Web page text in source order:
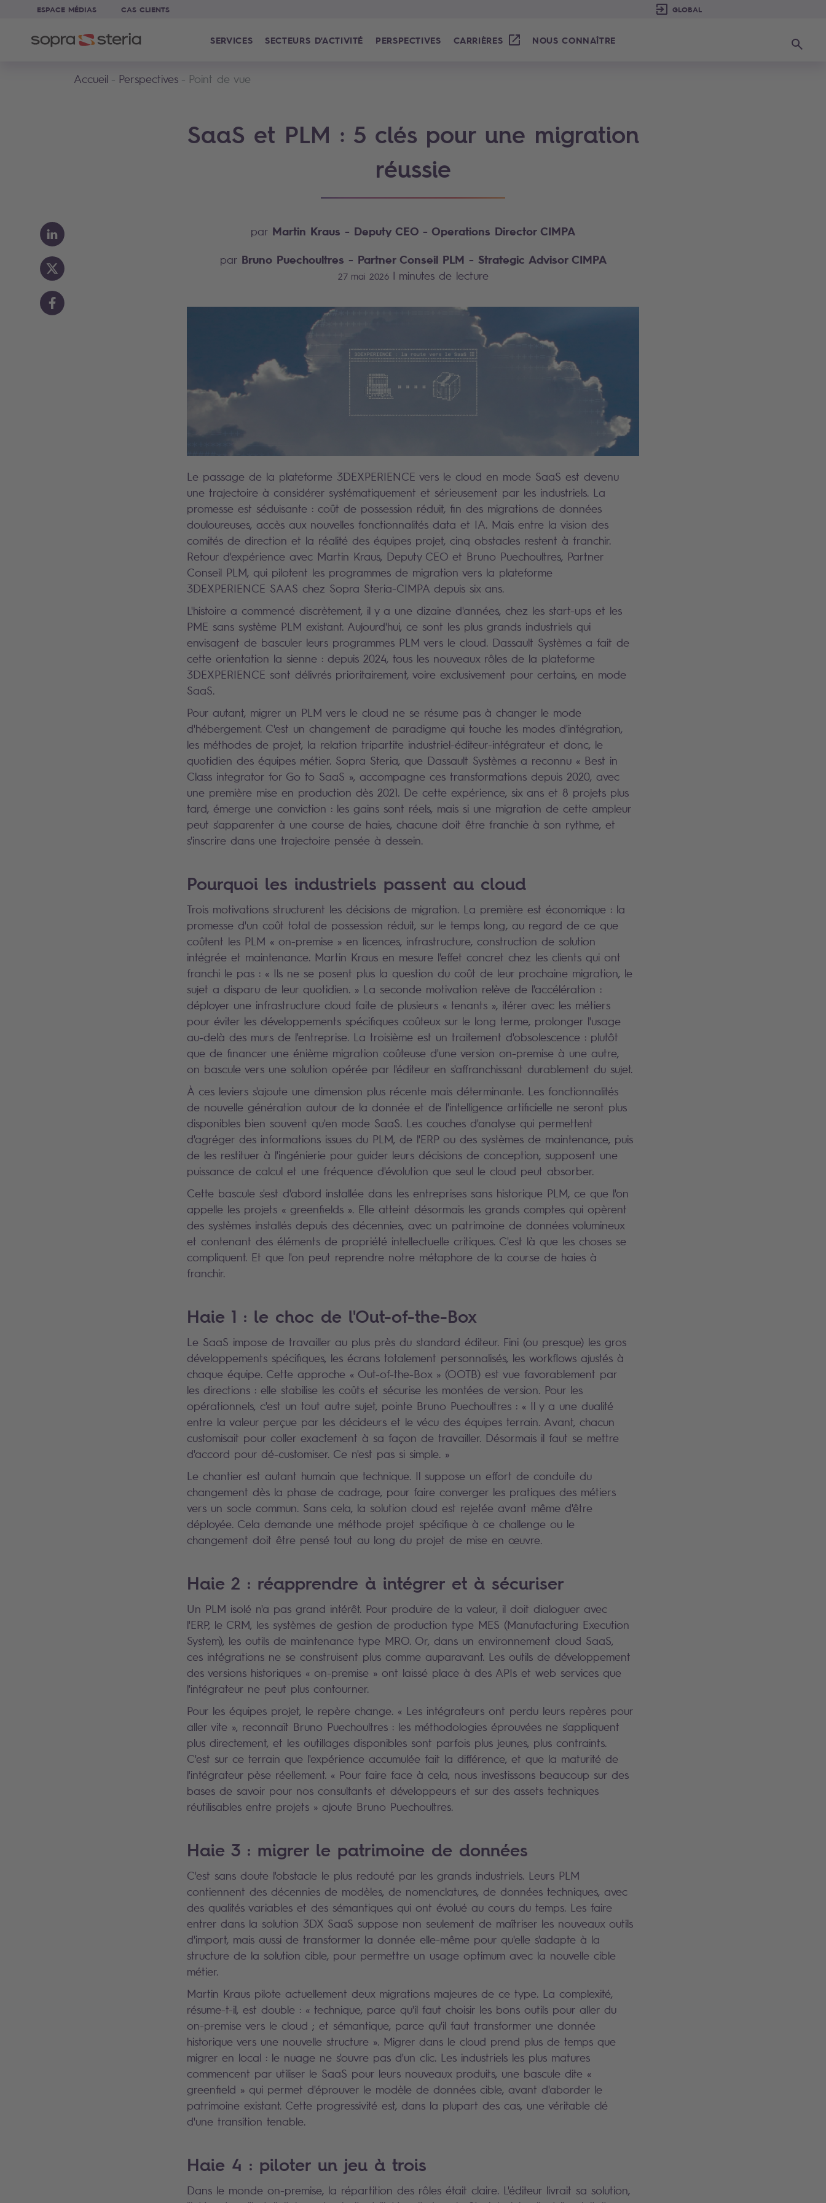
ESPACE MÉDIAS CAS CLIENTS
SERVICES SECTEURS D'ACTIVITÉ PERSPECTIVES CARRIÈRES NOUS CONNAÎTRE
Accueil Perspectives Point de vue
SaaS et PLM : 5 clés pour une migration
réussie
par Martin Kraus - Deputy CEO - Operations Director CIMPA
par Bruno Puechoultres - Partner Conseil PLM - Strategic Advisor CIMPA
27 mai 2026 | minutes de lecture
Le passage de la plateforme 3DEXPERIENCE vers le cloud en mode SaaS est devenu
une trajectoire à considérer systématiquement et sérieusement par les industriels. La
promesse est séduisante : coût de possession réduit, fin des migrations de données
douloureuses, accès aux nouvelles fonctionnalités data et IA. Mais entre la vision des
comités de direction et la réalité des équipes projet, cinq obstacles restent à franchir.
Retour d'expérience avec Martin Kraus, Deputy CEO et Bruno Puechoultres, Partner
Conseil PLM, qui pilotent les programmes de migration vers la plateforme
3DEXPERIENCE SAAS chez Sopra Steria-CIMPA depuis six ans.
L'histoire a commencé discrètement, il y a une dizaine d'années, chez les start-ups et les
PME sans système PLM existant. Aujourd'hui, ce sont les plus grands industriels qui
envisagent de basculer leurs programmes PLM vers le cloud. Dassault Systèmes a fait de
cette orientation la sienne : depuis 2024, tous les nouveaux rôles de la plateforme
3DEXPERIENCE sont délivrés prioritairement, voire exclusivement pour certains, en mode
SaaS.
Pour autant, migrer un PLM vers le cloud ne se résume pas à changer le mode
d'hébergement. C'est un changement de paradigme qui touche les modes d'intégration,
les méthodes de projet, la relation tripartite industriel-éditeur-intégrateur et donc, le
quotidien des équipes métier. Sopra Steria, que Dassault Systèmes a reconnu « Best in
Class integrator for Go to SaaS », accompagne ces transformations depuis 2020, avec
une première mise en production dès 2021. De cette expérience, six ans et 8 projets plus
tard, émerge une conviction : les gains sont réels, mais si une migration de cette ampleur
peut s'apparenter à une course de haies, chacune doit être franchie à son rythme, et
s'inscrire dans une trajectoire pensée à dessein.
Pourquoi les industriels passent au cloud
Trois motivations structurent les décisions de migration. La première est économique : la
promesse d'un coût total de possession réduit, sur le temps long, au regard de ce que
coûtent les PLM « on-premise » en licences, infrastructure, construction de solution
intégrée et maintenance. Martin Kraus en mesure l'effet concret chez les clients qui ont
franchi le pas : « Ils ne se posent plus la question du coût de leur prochaine migration, le
sujet a disparu de leur quotidien. » La seconde motivation relève de l'accélération :
déployer une infrastructure cloud faite de plusieurs « tenants », itérer avec les métiers
pour éviter les développements spécifiques coûteux sur le long terme, prolonger l'usage
au-delà des murs de l'entreprise. La troisième est un traitement d'obsolescence : plutôt
que de financer une énième migration coûteuse d'une version on-premise à une autre,
on bascule vers une solution opérée par l'éditeur en s'affranchissant durablement du sujet.
À ces leviers s'ajoute une dimension plus récente mais déterminante. Les fonctionnalités
de nouvelle génération autour de la donnée et de l'intelligence artificielle ne seront plus
disponibles bien souvent qu'en mode SaaS. Les couches d'analyse qui permettent
d'agréger des informations issues du PLM, de l'ERP ou des systèmes de maintenance, puis
de les restituer à l'ingénierie pour guider leurs décisions de conception, supposent une
puissance de calcul et une fréquence d'évolution que seul le cloud peut absorber.
Cette bascule s'est d'abord installée dans les entreprises sans historique PLM, ce que l'on
appelle les projets « greenfields ». Elle atteint désormais les grands comptes qui opèrent
des systèmes installés depuis des décennies, avec un patrimoine de données volumineux
et contenant des éléments de propriété intellectuelle critiques. C'est là que les choses se
compliquent. Et que l'on peut reprendre notre métaphore de la course de haies à
franchir.
Haie 1 : le choc de l'Out-of-the-Box
Le SaaS impose de travailler au plus près du standard éditeur. Fini (ou presque) les gros
développements spécifiques, les écrans totalement personnalisés, les workflows ajustés à
chaque équipe. Cette approche « Out-of-the-Box » (OOTB) est vue favorablement par
les directions : elle stabilise les coûts et sécurise les montées de version. Pour les
opérationnels, c'est un tout autre sujet, pointe Bruno Puechoultres : « Il y a une dualité
entre la valeur perçue par les décideurs et le vécu des équipes terrain. Avant, chacun
customisait pour coller exactement à sa façon de travailler. Désormais il faut se mettre
d'accord pour dé-customiser. Ce n'est pas si simple. »
Le chantier est autant humain que technique. Il suppose un effort de conduite du
changement dès la phase de cadrage, pour faire converger les pratiques des métiers
vers un socle commun. Sans cela, la solution cloud est rejetée avant même d'être
déployée. Cela demande une méthode projet spécifique à ce challenge ou le
changement doit être pensé tout au long du projet de mise en œuvre.
Haie 2 : réapprendre à intégrer et à sécuriser
Un PLM isolé n'a pas grand intérêt. Pour produire de la valeur, il doit dialoguer avec
l'ERP, le CRM, les systèmes de gestion de production type MES (Manufacturing Execution
System), les outils de maintenance type MRO. Or, dans un environnement cloud SaaS,
ces intégrations ne se construisent plus comme auparavant. Les outils de développement
des versions historiques « on-premise » ont laissé place à des APIs et web services que
l'intégrateur ne peut plus contourner.
Pour les équipes projet, le repère change. « Les intégrateurs ont perdu leurs repères pour
aller vite », reconnaît Bruno Puechoultres : les méthodologies éprouvées ne s'appliquent
plus directement, et les outillages disponibles sont parfois plus jeunes, plus contraints.
C'est sur ce terrain que l'expérience accumulée fait la différence, et que la maturité de
l'intégrateur pèse réellement. « Pour faire face à cela, nous investissons beaucoup sur des
bases de savoir pour nos consultants et développeurs et sur des assets techniques
réutilisables entre projets » ajoute Bruno Puechoultres.
Haie 3 : migrer le patrimoine de données
C'est sans doute l'obstacle le plus redouté par les grands industriels. Leurs PLM
contiennent des décennies de modèles, de nomenclatures, de données techniques, avec
des qualités variables et des sémantiques qui ont évolué au cours du temps. Les faire
entrer dans la solution 3DX SaaS suppose non seulement de maîtriser les nouveaux outils
d'import, mais aussi de transformer la donnée elle-même pour qu'elle s'adapte à la
structure de la solution cible, pour permettre un usage optimum avec la nouvelle cible
métier.
Martin Kraus pilote actuellement deux migrations majeures de ce type. La complexité,
résume-t-il, est double : « technique, parce qu'il faut choisir les bons outils pour aller du
on-premise vers le cloud ; et sémantique, parce qu'il faut transformer une donnée
historique vers une nouvelle structure ». Migrer dans le cloud prend plus de temps que
migrer en local : le nuage ne s'ouvre pas d'un clic. Les industriels les plus matures
commencent par utiliser le SaaS pour leurs nouveaux produits, une bascule dite «
greenfield » qui permet d'éprouver le modèle de données cible, avant d'aborder le
patrimoine existant. Cette progressivité est, dans la plupart des cas, une véritable clé
d'une transition tenable.
Haie 4 : piloter un jeu à trois
Dans le monde on-premise, la répartition des rôles était claire. L'éditeur livrait sa solution,